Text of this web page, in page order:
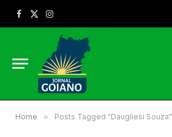
Facebook
X
Instagram
Home » Posts Tagged "Daugliesi Souza"